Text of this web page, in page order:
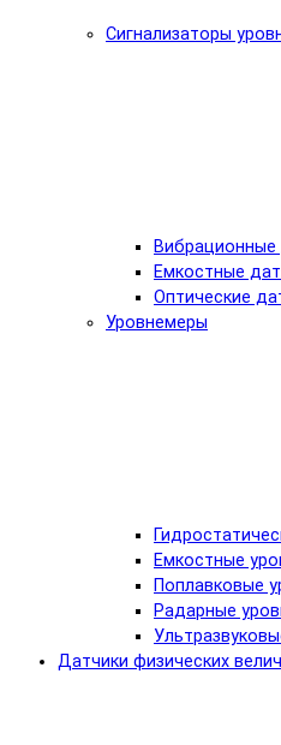
Сигнализаторы
Вибрационные
Емкостные
Оптические
Уровнемеры
Емкостные
Поплавковые
Радарные
Датчики физических